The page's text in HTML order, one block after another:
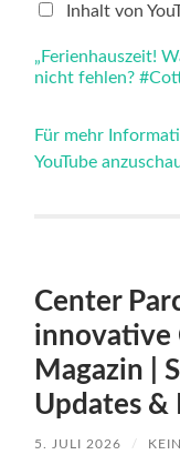
Auszeit
fehlen?
von
Inhalt von
„Ferienhauszeit!
nicht fehlen?
Für mehr
YouTube
Center
innovative
Magazin |
Updates &
5. JULI 2026 /